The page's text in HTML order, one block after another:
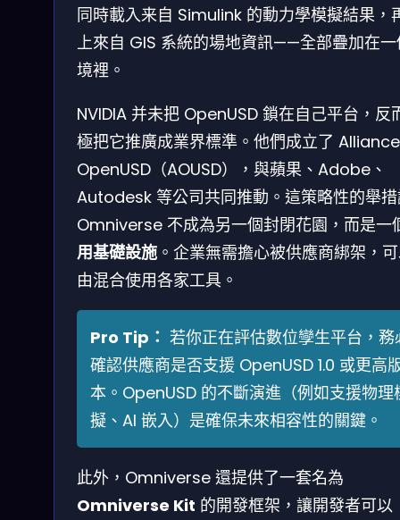
同時載入来自 Simulink 的動力學模擬結果，
上來自 GIS 系統的場地資訊——全部疊加在
境裡。
NVIDIA 并未把 OpenUSD 鎖在自己平台，反
極把它推廣成業界標準。他們成立了
OpenUSD（AOUSD），與蘋果、Adobe、
Autodesk 等公司共同推動。這策略性的舉
Omniverse 不成為另一個封閉花園，而是一
用基礎設施 。企業無需擔心被供應商綁架，
由混合使用各家工具。
Pro Tip： 若你正在評估數位孿生平台，務
確認供應商是否支援 OpenUSD 1.0 或更高
本。OpenUSD 的不斷演進（例如支援物理
擬、AI 嵌入）是確保未來相容性的關鍵。
此外，Omniverse 還提供了一套名為
Omniverse Kit 的開發框架，讓開發者可以